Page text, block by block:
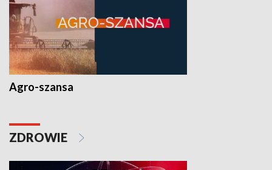
Agro-szansa
ZDROWIE